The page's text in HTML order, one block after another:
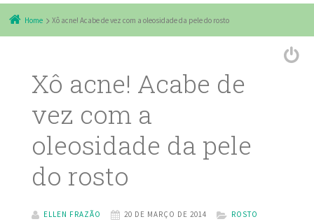
Pular para o conteúdo
Home Xô acne! Acabe de vez com a oleosidade da pele do rosto
Xô acne! Acabe de
vez com a
oleosidade da pele
do rosto
ELLEN FRAZÃO 20 DE MARÇO DE 2014 ROSTO